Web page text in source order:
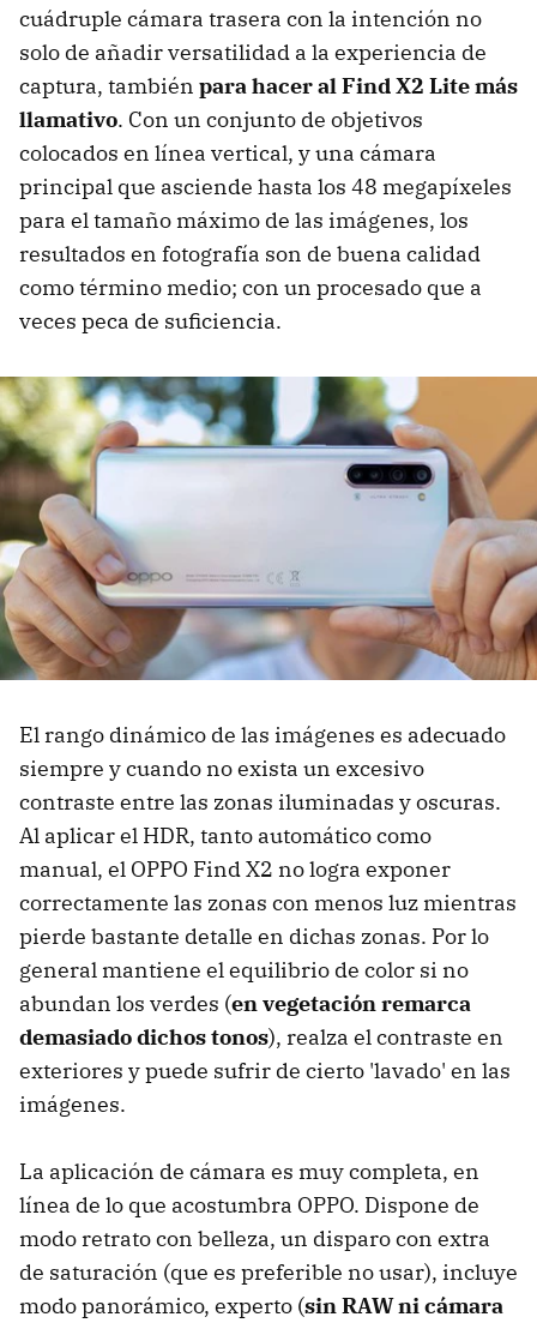
cuádruple cámara trasera con la intención no
solo de añadir versatilidad a la experiencia de
captura, también para hacer al Find X2 Lite más
llamativo. Con un conjunto de objetivos
colocados en línea vertical, y una cámara
principal que asciende hasta los 48 megapíxeles
para el tamaño máximo de las imágenes, los
resultados en fotografía son de buena calidad
como término medio; con un procesado que a
veces peca de suficiencia.
El rango dinámico de las imágenes es adecuado
siempre y cuando no exista un excesivo
contraste entre las zonas iluminadas y oscuras.
Al aplicar el HDR, tanto automático como
manual, el OPPO Find X2 no logra exponer
correctamente las zonas con menos luz mientras
pierde bastante detalle en dichas zonas. Por lo
general mantiene el equilibrio de color si no
abundan los verdes (en vegetación remarca
demasiado dichos tonos), realza el contraste en
exteriores y puede sufrir de cierto 'lavado' en las
imágenes.
La aplicación de cámara es muy completa, en
línea de lo que acostumbra OPPO. Dispone de
modo retrato con belleza, un disparo con extra
de saturación (que es preferible no usar), incluye
modo panorámico, experto (sin RAW ni cámara